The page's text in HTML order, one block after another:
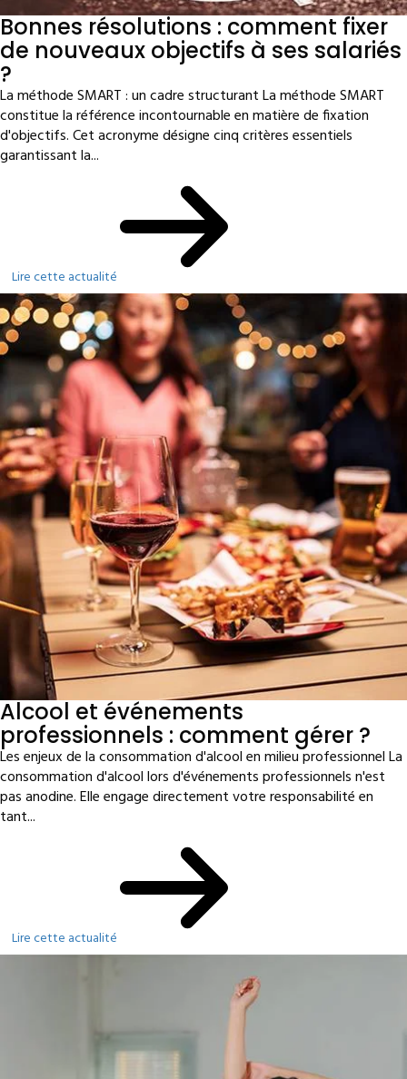
Bonnes résolutions : comment fixer
de nouveaux objectifs à ses salariés
?
La méthode SMART : un cadre structurant La méthode SMART
constitue la référence incontournable en matière de fixation
d'objectifs. Cet acronyme désigne cinq critères essentiels
garantissant la...
Lire cette actualité
Alcool et événements
professionnels : comment gérer ?
Les enjeux de la consommation d'alcool en milieu professionnel La
consommation d'alcool lors d'événements professionnels n'est
pas anodine. Elle engage directement votre responsabilité en
tant...
Lire cette actualité